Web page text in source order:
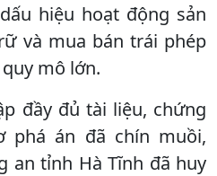
hiệu hoạt động sản
và mua bán trái phép
mô lớn.
đầy đủ tài liệu, chứng
phá án đã chín muồi,
an tỉnh Hà Tĩnh đã huy